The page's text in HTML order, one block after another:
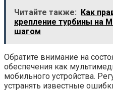
Читайте также:
Как
крепление турбины на
шагом
Обратите внимание на
обеспечения как
мобильного устройства.
устранять известные